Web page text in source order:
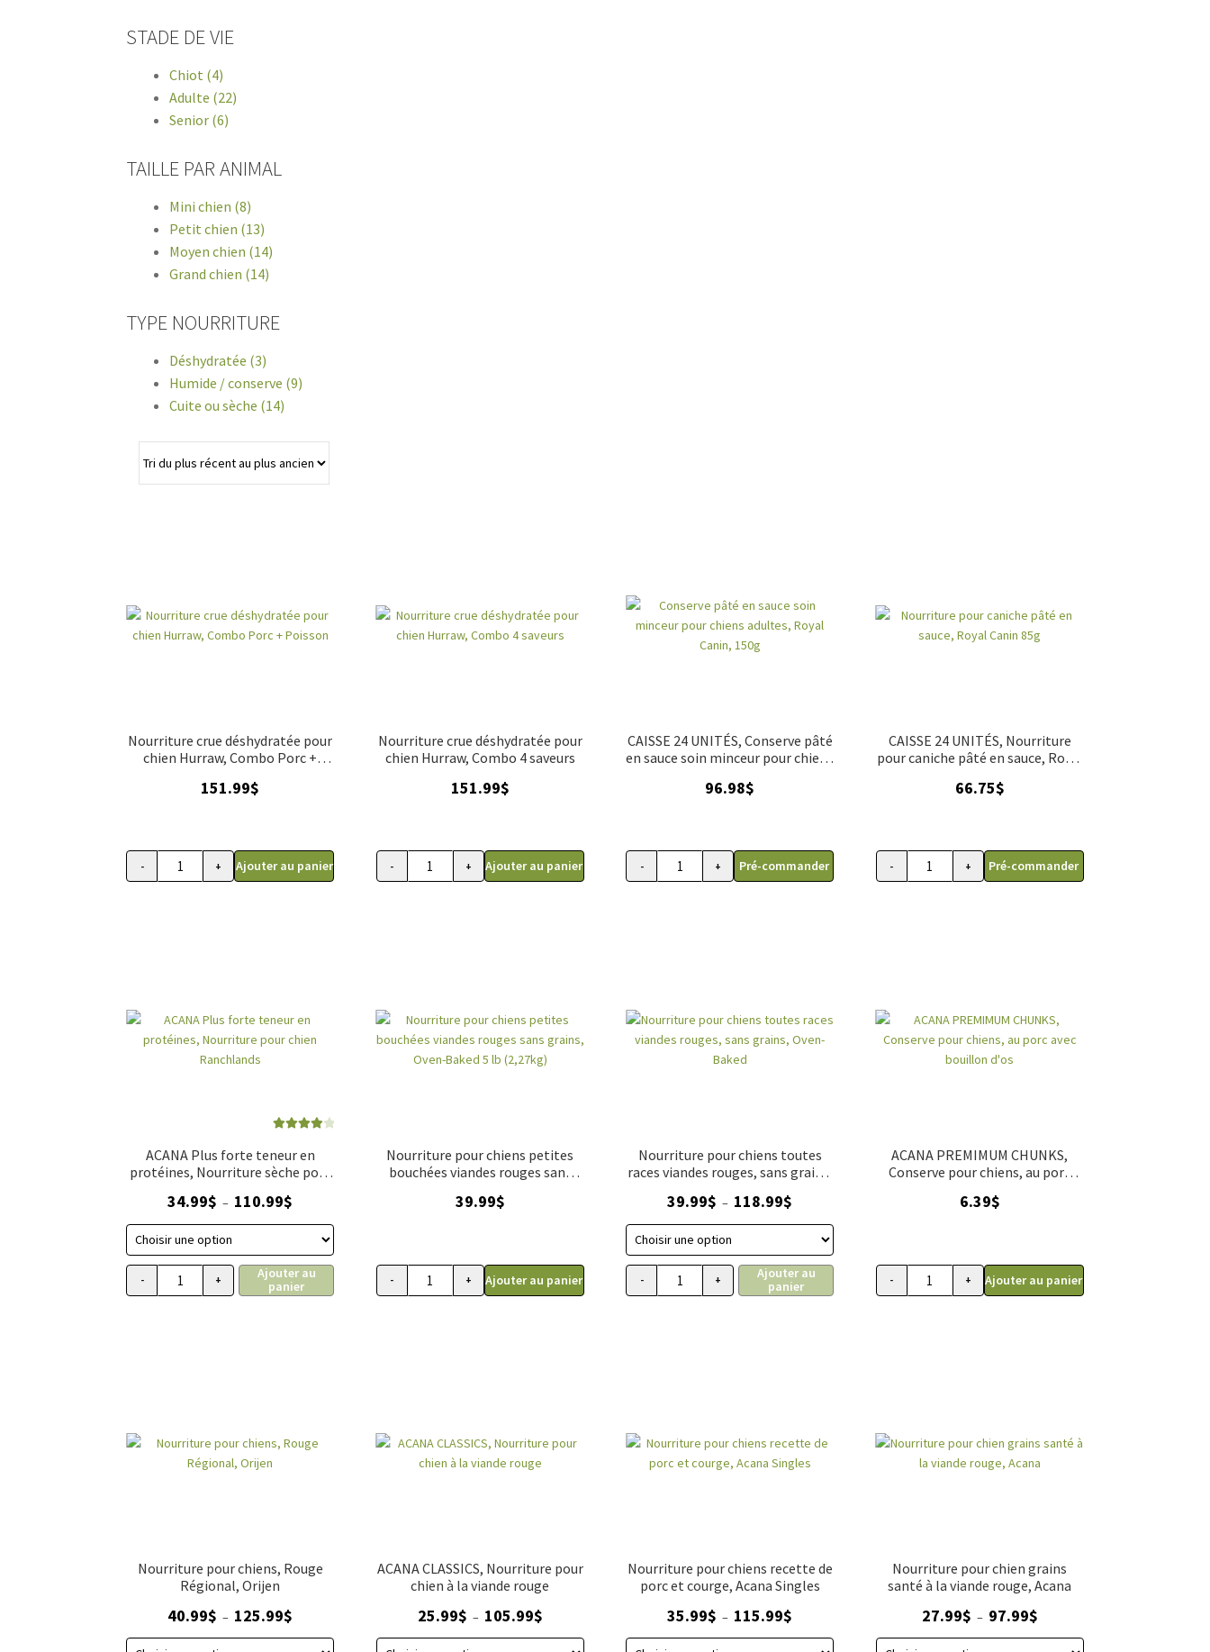
STADE DE VIE
Chiot (4)
Adulte (22)
Senior (6)
TAILLE PAR ANIMAL
Mini chien (8)
Petit chien (13)
Moyen chien (14)
Grand chien (14)
TYPE NOURRITURE
Déshydratée (3)
Humide / conserve (9)
Cuite ou sèche (14)
Nourriture crue déshydratée pour
chien Hurraw, Combo Porc +
151.99$
quantité de Nourriture crue déshydratée pour chien Hurraw, Combo Porc + Poisson
- + Ajouter au panier
Nourriture crue déshydratée pour
chien Hurraw, Combo 4 saveurs
151.99$
quantité de Nourriture crue déshydratée pour chien Hurraw, Combo 4 saveurs
- + Ajouter au panier
CAISSE 24 UNITÉS, Conserve pâté
en sauce soin minceur pour chiens
96.98$
quantité de CAISSE 24 UNITÉS, Conserve pâté en sauce soin minceur pour chiens adultes, Royal
- + Pré-commander
CAISSE 24 UNITÉS, Nourriture
pour caniche pâté en sauce, Royal
66.75$
quantité de CAISSE 24 UNITÉS, Nourriture pour
- + Pré-commander
ACANA Plus forte teneur en
protéines, Nourriture sèche pour
sur 5
34.99$ – 110.99$
34.99$
à
110.99$
quantité de ACANA Plus forte teneur en protéines, Nourriture pour chien Ranchlands
- +
Ajouter au
panier
Nourriture pour chiens petites
bouchées viandes rouges sans
39.99$
quantité de Nourriture pour chiens petites bouchées viandes rouges sans grains, Oven-Baked 5 lb (2,27kg)
- + Ajouter au panier
Nourriture pour chiens toutes
races viandes rouges, sans grains,
39.99$ – 118.99$
39.99$
à
118.99$
quantité de Nourriture pour chiens toutes races viandes rouges, sans grains, Oven-Baked
- +
Ajouter au
panier
ACANA PREMIMUM CHUNKS,
Conserve pour chiens, au porc
6.39$
quantité de ACANA PREMIMUM CHUNKS,
- + Ajouter au panier
Nourriture pour chiens, Rouge
Régional, Orijen
40.99$ – 125.99$
ACANA CLASSICS, Nourriture pour
chien à la viande rouge
25.99$ – 105.99$Plage
Nourriture pour chiens recette de
porc et courge, Acana Singles
35.99$ – 115.99$
Nourriture pour chien grains
santé à la viande rouge, Acana
27.99$ – 97.99$Plage